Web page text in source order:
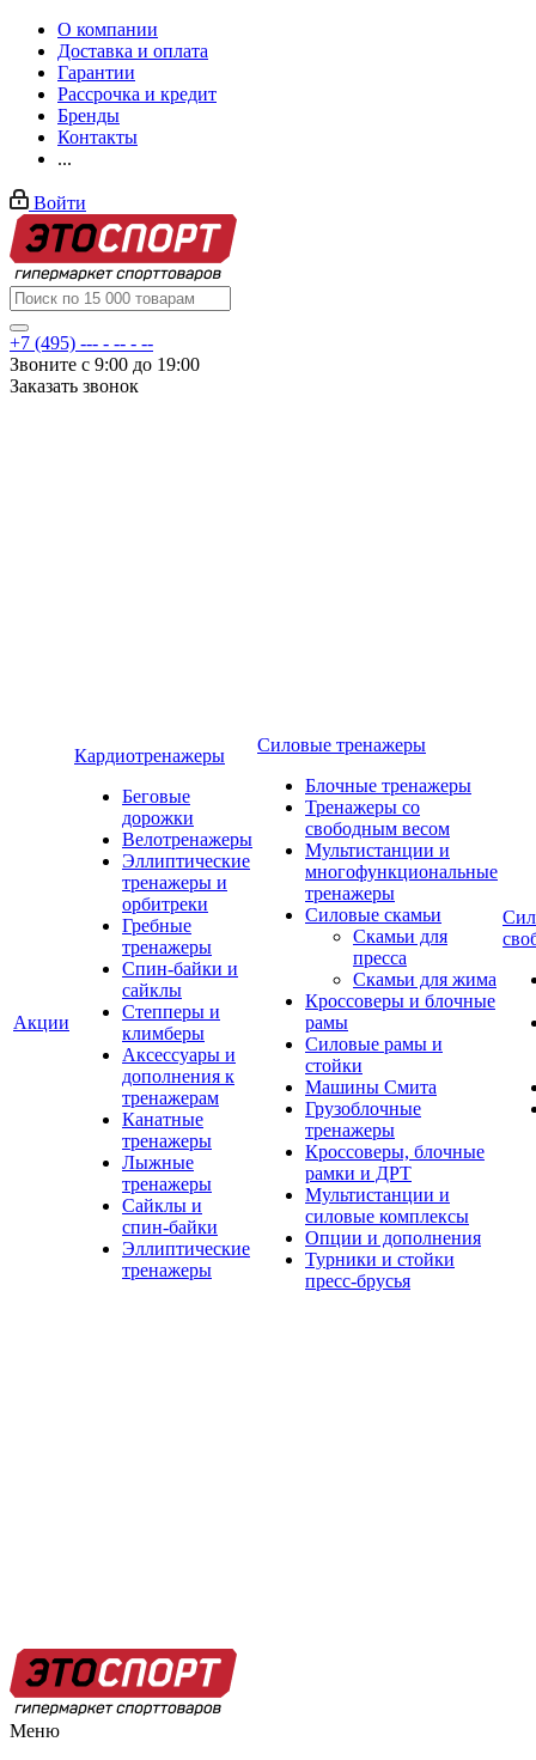
О компании
Доставка и оплата
Гарантии
Рассрочка и кредит
Бренды
Контакты
...
Войти
+7 (495) --- - -- - --
Звоните с 9:00 до 19:00
Заказать звонок
Акции
Кардиотренажеры
Беговые
дорожки
Велотренажеры
Эллиптические
тренажеры и
орбитреки
Гребные
тренажеры
Спин-байки и
сайклы
Степперы и
климберы
Аксессуары и
дополнения к
тренажерам
Канатные
тренажеры
Лыжные
тренажеры
Сайклы и
спин-байки
Эллиптические
тренажеры
Силовые тренажеры
Блочные тренажеры
Тренажеры со
свободным весом
Мультистанции и
многофункциональные
тренажеры
Силовые скамьи
Скамьи для
пресса
Скамьи для жима
Кроссоверы и блочные
рамы
Силовые рамы и
стойки
Машины Смита
Грузоблочные
тренажеры
Кроссоверы, блочные
рамки и ДРТ
Мультистанции и
силовые комплексы
Опции и дополнения
Турники и стойки
пресс-брусья
Меню